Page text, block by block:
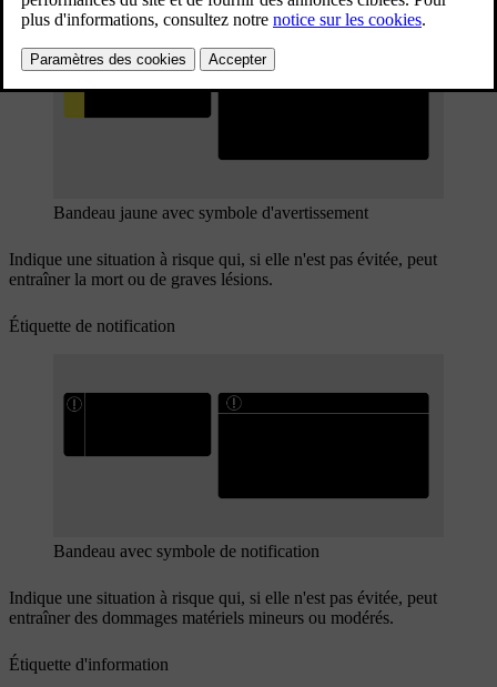
Bandeau jaune avec symbole d'avertissement
Indique une situation à risque qui, si elle n'est pas évitée, peut
entraîner la mort ou de graves lésions.
Étiquette de notification
Bandeau avec symbole de notification
Indique une situation à risque qui, si elle n'est pas évitée, peut
entraîner des dommages matériels mineurs ou modérés.
Étiquette d'information